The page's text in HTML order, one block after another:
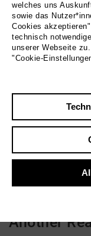
Zurück|
Film Info
Deutschland,
Regie: Noël
kein Angebot
Another
welches uns
sowie das
Cookies
technisch
unserer Webseite
"Cookie-